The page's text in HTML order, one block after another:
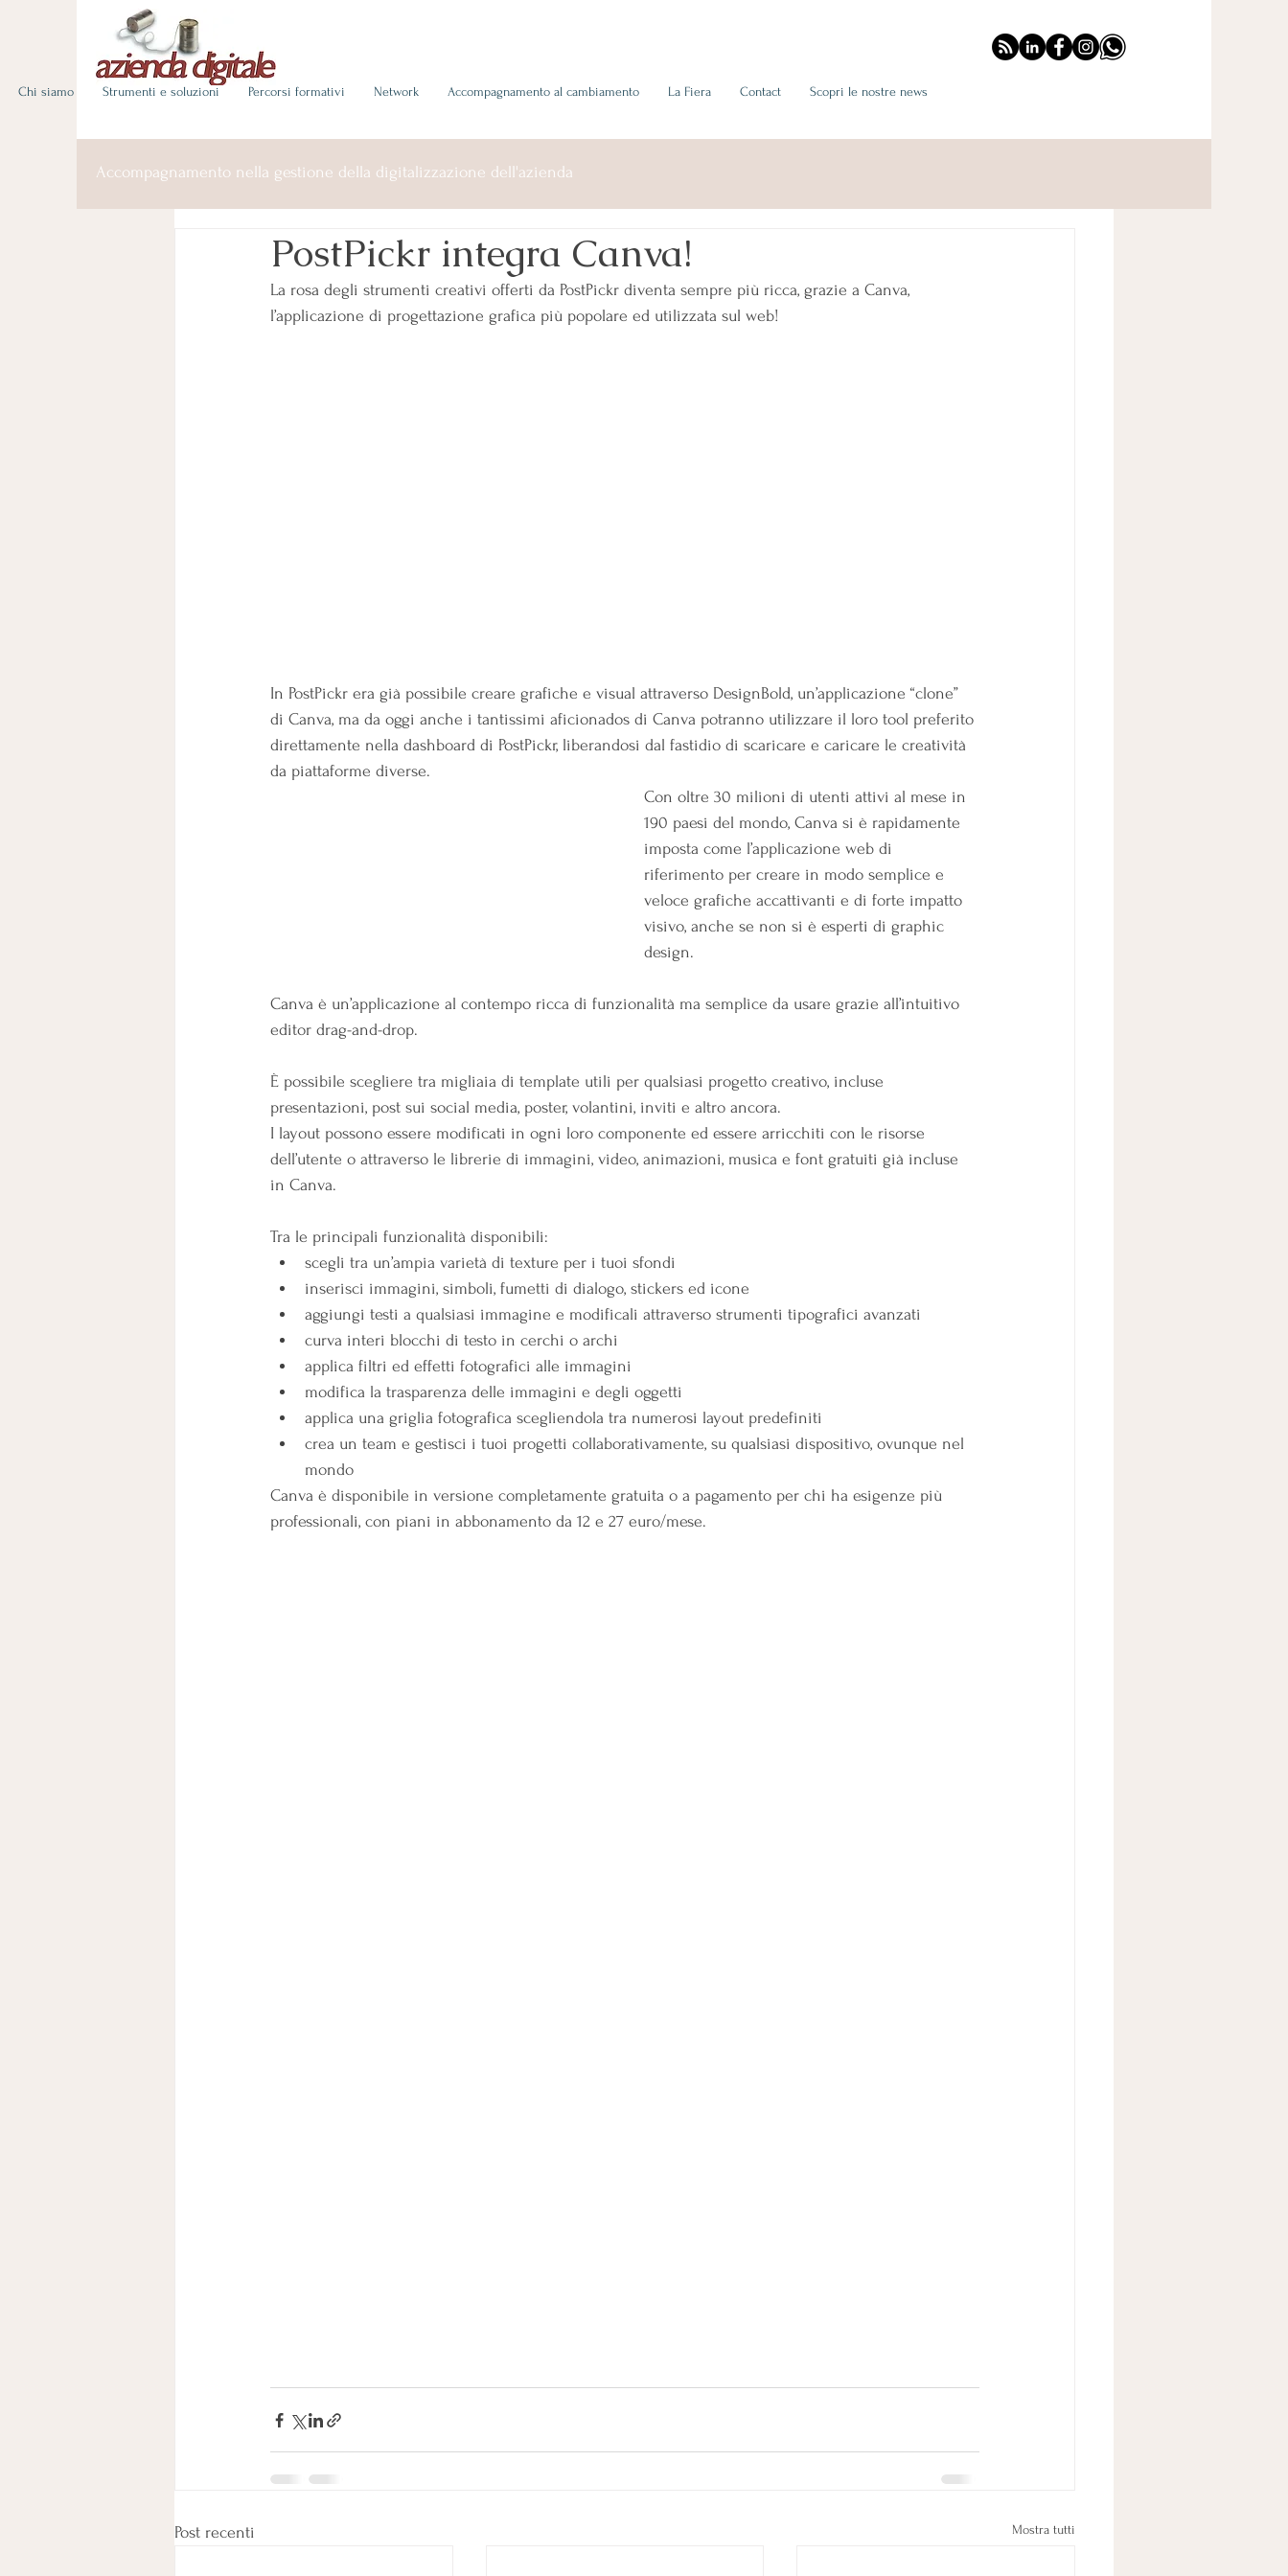
Chi siamo Strumenti e soluzioni Percorsi formativi Network Accompagnamento al cambiamento La Fiera Contact Scopri le nostre news
Accompagnamento nella gestione della digitalizzazione dell'azienda
PostPickr integra Canva!
La rosa degli strumenti creativi offerti da PostPickr diventa sempre più ricca, grazie a Canva,
l’applicazione di progettazione grafica più popolare ed utilizzata sul web!
In PostPickr era già possibile creare grafiche e visual attraverso DesignBold, un’applicazione “clone”
di Canva, ma da oggi anche i tantissimi aficionados di Canva potranno utilizzare il loro tool preferito
direttamente nella dashboard di PostPickr, liberandosi dal fastidio di scaricare e caricare le creatività
da piattaforme diverse.
Con oltre 30 milioni di utenti attivi al mese in
190 paesi del mondo, Canva si è rapidamente
imposta come l’applicazione web di
riferimento per creare in modo semplice e
veloce grafiche accattivanti e di forte impatto
visivo, anche se non si è esperti di graphic
design.
Canva è un’applicazione al contempo ricca di funzionalità ma semplice da usare grazie all’intuitivo
editor drag-and-drop.
È possibile scegliere tra migliaia di template utili per qualsiasi progetto creativo, incluse
presentazioni, post sui social media, poster, volantini, inviti e altro ancora.
I layout possono essere modificati in ogni loro componente ed essere arricchiti con le risorse
dell’utente o attraverso le librerie di immagini, video, animazioni, musica e font gratuiti già incluse
in Canva.
Tra le principali funzionalità disponibili:
scegli tra un’ampia varietà di texture per i tuoi sfondi
inserisci immagini, simboli, fumetti di dialogo, stickers ed icone
aggiungi testi a qualsiasi immagine e modificali attraverso strumenti tipografici avanzati
curva interi blocchi di testo in cerchi o archi
applica filtri ed effetti fotografici alle immagini
modifica la trasparenza delle immagini e degli oggetti
applica una griglia fotografica scegliendola tra numerosi layout predefiniti
crea un team e gestisci i tuoi progetti collaborativamente, su qualsiasi dispositivo, ovunque nel
mondo
Canva è disponibile in versione completamente gratuita o a pagamento per chi ha esigenze più
professionali, con piani in abbonamento da 12 e 27 euro/mese.
Post recenti Mostra tutti